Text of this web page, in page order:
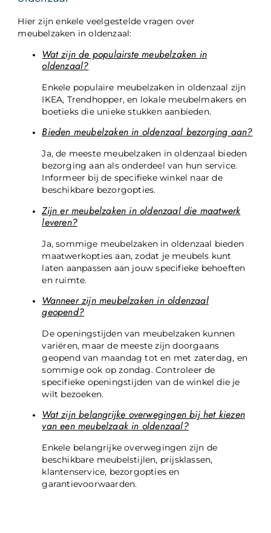
Hier zijn enkele veelgestelde vragen over
meubelzaken in oldenzaal:
Wat zijn de populairste meubelzaken in
oldenzaal?
Enkele populaire meubelzaken in oldenzaal zijn
IKEA, Trendhopper, en lokale meubelmakers en
boetieks die unieke stukken aanbieden.
Bieden meubelzaken in oldenzaal bezorging aan?
Ja, de meeste meubelzaken in oldenzaal bieden
bezorging aan als onderdeel van hun service.
Informeer bij de specifieke winkel naar de
beschikbare bezorgopties.
Zijn er meubelzaken in oldenzaal die maatwerk
leveren?
Ja, sommige meubelzaken in oldenzaal bieden
maatwerkopties aan, zodat je meubels kunt
laten aanpassen aan jouw specifieke behoeften
en ruimte.
Wanneer zijn meubelzaken in oldenzaal
geopend?
De openingstijden van meubelzaken kunnen
variëren, maar de meeste zijn doorgaans
geopend van maandag tot en met zaterdag, en
sommige ook op zondag. Controleer de
specifieke openingstijden van de winkel die je
wilt bezoeken.
Wat zijn belangrijke overwegingen bij het kiezen
van een meubelzaak in oldenzaal?
Enkele belangrijke overwegingen zijn de
beschikbare meubelstijlen, prijsklassen,
klantenservice, bezorgopties en
garantievoorwaarden.